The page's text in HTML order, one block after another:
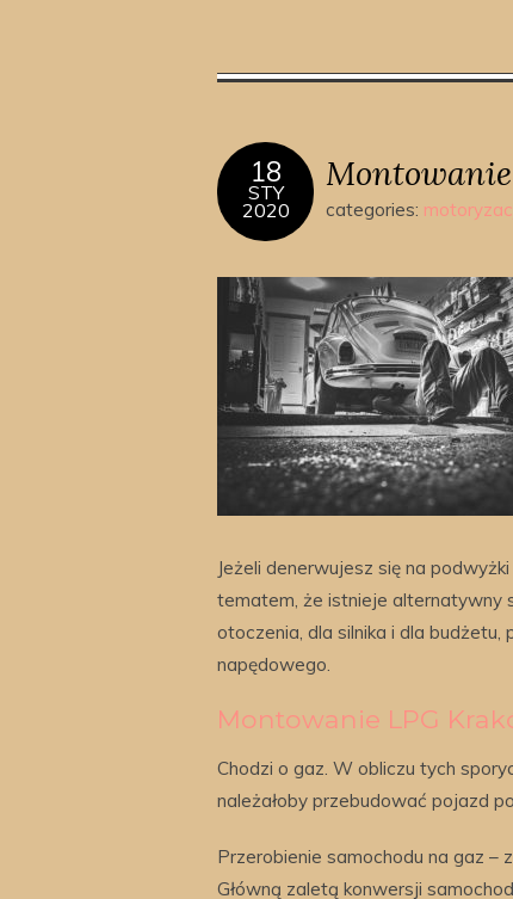
18
STY
2020 categories:
Jeżeli denerwujesz się na
tematem, że istnieje alternatywny
otoczenia, dla silnika i dla budżetu,
napędowego.
Montowanie LPG
Chodzi o gaz. W obliczu tych
należałoby przebudować pojazd
Przerobienie samochodu na gaz –
Główną zaletą konwersji